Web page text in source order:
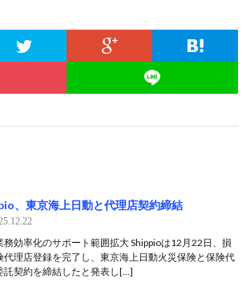
、東京海上日動と代理店契約締結
務効率化のサポート範囲拡大 Shippioは12月22日、損
代理店登録を完了し、東京海上日動火災保険と保険代
託契約を締結したと発表し[…]